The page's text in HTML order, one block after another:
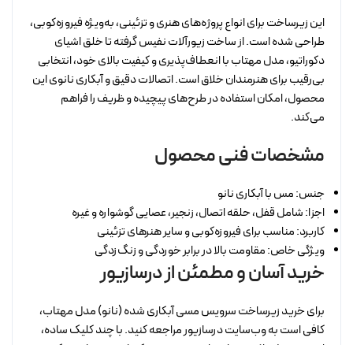
این زیرساخت برای انواع پروژه‌های هنری و تزئینی، به‌ویژه فیروزه‌کوبی،
طراحی شده است. از ساخت زیورآلات نفیس گرفته تا خلق اشیای
دکوراتیو، مدل مهتاب با انعطاف‌پذیری و کیفیت بالای خود، انتخابی
بی‌رقیب برای هنرمندان خلاق است. اتصالات دقیق و آبکاری نانوی این
محصول، امکان استفاده در طرح‌های پیچیده و ظریف را فراهم
می‌کند.
مشخصات فنی محصول
جنس: مس با آبکاری نانو
اجزا: شامل قفل، حلقه اتصال، زنجیر، عصایی گوشواره و غیره
کاربرد: مناسب برای فیروزه‌کوبی و سایر هنرهای تزئینی
ویژگی خاص: مقاومت بالا در برابر خوردگی و زنگ‌زدگی
خرید آسان و مطمئن از درسازیور
برای خرید زیرساخت سرویس مسی آبکاری شده (نانو) مدل مهتاب،
کافی است به وب‌سایت درسازیور مراجعه کنید. با چند کلیک ساده،